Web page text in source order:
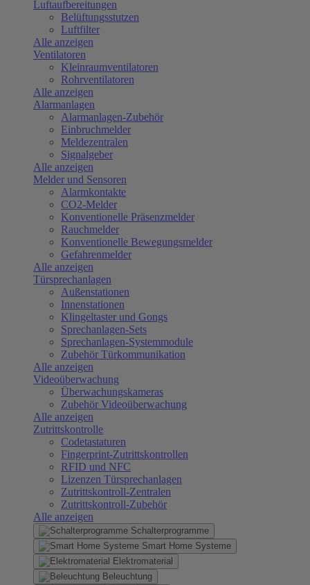
Luftaufbereitungen
Belüftungsstutzen
Luftfilter
Alle anzeigen
Ventilatoren
Kleinraumventilatoren
Rohrventilatoren
Alle anzeigen
Alarmanlagen
Alarmanlagen-Zubehör
Einbruchmelder
Meldezentralen
Signalgeber
Alle anzeigen
Melder und Sensoren
Alarmkontakte
CO2-Melder
Konventionelle Präsenzmelder
Rauchmelder
Konventionelle Bewegungsmelder
Gefahrenmelder
Alle anzeigen
Türsprechanlagen
Außenstationen
Innenstationen
Klingeltaster und Gongs
Sprechanlagen-Sets
Sprechanlagen-Systemmodule
Zubehör Türkommunikation
Alle anzeigen
Videoüberwachung
Überwachungskameras
Zubehör Videoüberwachung
Alle anzeigen
Zutrittskontrolle
Codetastaturen
Fingerprint-Zutrittskontrollen
RFID und NFC
Lizenzen Türsprechanlagen
Zutrittskontroll-Zentralen
Zutrittskontroll-Zubehör
Alle anzeigen
Schalterprogramme
Smart Home Systeme
Elektromaterial
Beleuchtung